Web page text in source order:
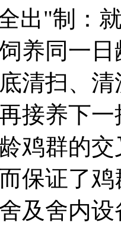
出"制：
养同一
清扫、
接养下
鸡群的
保证了
及舍内